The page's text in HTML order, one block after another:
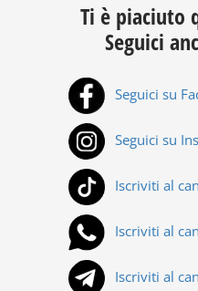
Ti è piaciuto
Seguici
Seguici su
Seguici su
Iscriviti al
Iscriviti al
Iscriviti al